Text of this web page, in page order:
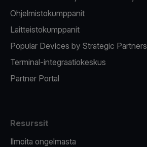
Ohjelmistokumppanit
Laitteistokumppanit
Popular Devices by Strategic Partners
Terminal-integraatiokeskus
Partner Portal
Resurssit
Ilmoita ongelmasta